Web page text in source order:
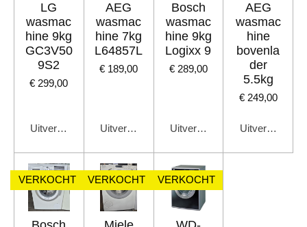
LG
wasmac
hine 9kg
GC3V50
9S2
€ 299,00
Uitverkocht
AEG
wasmac
hine 7kg
L64857L
€ 189,00
Uitverkocht
Bosch
wasmac
hine 9kg
Logixx 9
€ 289,00
Uitverkocht
AEG
wasmac
hine
bovenla
der
5.5kg
€ 249,00
Uitverkocht
VERKOCHT VERKOCHT VERKOCHT